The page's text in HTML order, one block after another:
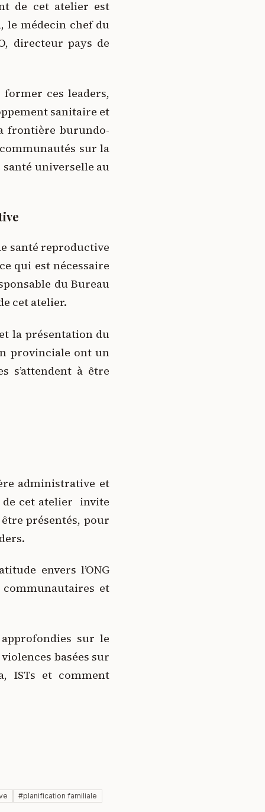
de cet atelier est
le médecin chef du
directeur pays de
former ces leaders,
sanitaire et
frontière burundo-
sur la
universelle au
santé reproductive
qui est nécessaire
du Bureau
cet atelier.
la présentation du
provinciale ont un
s’attendent à être
administrative et
de cet atelier invite
présentés, pour
envers l’ONG
et
sur le
basées sur
ISTs et comment
#planification familiale